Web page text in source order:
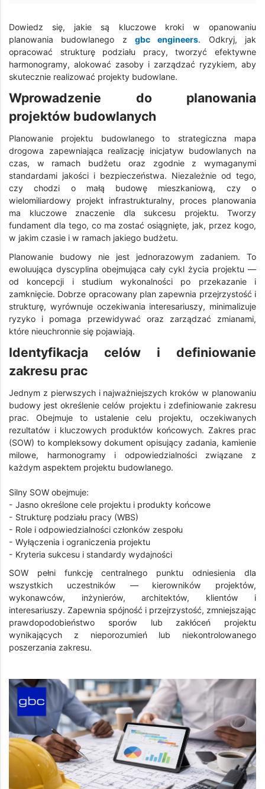
Dowiedz się, jakie są kluczowe kroki w opanowaniu
planowania budowlanego z gbc engineers. Odkryj, jak
opracować strukturę podziału pracy, tworzyć efektywne
harmonogramy, alokować zasoby i zarządzać ryzykiem, aby
skutecznie realizować projekty budowlane.
Wprowadzenie do planowania
projektów budowlanych
Planowanie projektu budowlanego to strategiczna mapa
drogowa zapewniająca realizację inicjatyw budowlanych na
czas, w ramach budżetu oraz zgodnie z wymaganymi
standardami jakości i bezpieczeństwa. Niezależnie od tego,
czy chodzi o małą budowę mieszkaniową, czy o
wielomiliardowy projekt infrastrukturalny, proces planowania
ma kluczowe znaczenie dla sukcesu projektu. Tworzy
fundament dla tego, co ma zostać osiągnięte, jak, przez kogo,
w jakim czasie i w ramach jakiego budżetu.
Planowanie budowy nie jest jednorazowym zadaniem. To
ewoluująca dyscyplina obejmująca cały cykl życia projektu —
od koncepcji i studium wykonalności po przekazanie i
zamknięcie. Dobrze opracowany plan zapewnia przejrzystość i
strukturę, wyrównuje oczekiwania interesariuszy, minimalizuje
ryzyko i pomaga przewidywać oraz zarządzać zmianami,
które nieuchronnie się pojawiają.
Identyfikacja celów i definiowanie
zakresu prac
Jednym z pierwszych i najważniejszych kroków w planowaniu
budowy jest określenie celów projektu i zdefiniowanie zakresu
prac. Obejmuje to ustalenie celu projektu, oczekiwanych
rezultatów i kluczowych produktów końcowych. Zakres prac
(SOW) to kompleksowy dokument opisujący zadania, kamienie
milowe, harmonogramy i odpowiedzialności związane z
każdym aspektem projektu budowlanego.
Silny SOW obejmuje:
- Jasno określone cele projektu i produkty końcowe
- Strukturę podziału pracy (WBS)
- Role i odpowiedzialności członków zespołu
- Wyłączenia i ograniczenia projektu
- Kryteria sukcesu i standardy wydajności
SOW pełni funkcję centralnego punktu odniesienia dla
wszystkich uczestników — kierowników projektów,
wykonawców, inżynierów, architektów, klientów i
interesariuszy. Zapewnia spójność i przejrzystość, zmniejszając
prawdopodobieństwo sporów lub zakłóceń projektu
wynikających z nieporozumień lub niekontrolowanego
poszerzania zakresu.